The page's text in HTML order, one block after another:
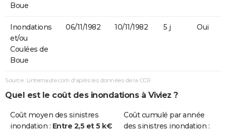
Boue
Inondations
et/ou
Coulées de
Boue
06/11/1982 10/11/1982 5 j Oui
Source : Linternaute.com d'après les données de la CCR
Quel est le coût des inondations à Viviez ?
Coût moyen des sinistres
inondation : Entre 2,5 et 5 k€
Coût cumulé par année
des sinistres inondation :